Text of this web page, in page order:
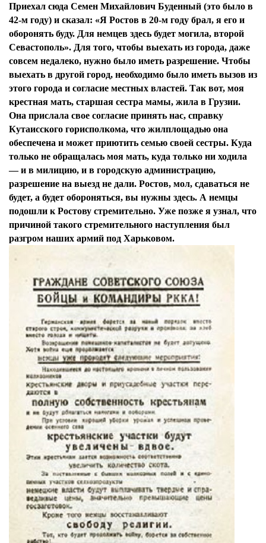
Приехал сюда Семен Михайлович Буденный (это было в
42-м году) и сказал: «Я Ростов в 20-м году брал, я его и
оборонять буду. Для немцев здесь будет могила, второй
Севастополь». Для того, чтобы выехать из города, даже
совсем недалеко, нужно было иметь разрешение. Чтобы
выехать в другой город, необходимо было иметь вызов из
этого города и согласие местных властей. Так вот, моя
крестная мать, старшая сестра мамы, жила в Грузии.
Она прислала свое согласие принять нас, справку
Кутаисского горисполкома, что жилплощадью она
обеспечена и может приютить семью своей сестры. Куда
только не обращалась моя мать, куда только ни ходила
— и в милицию, и в городскую администрацию,
разрешение на выезд не дали. Ростов, мол, сдаваться не
будет, а будет обороняться, вы нужны здесь. А немцы
подошли к Ростову стремительно. Уже позже я узнал, что
причиной такого стремительного наступления был
разгром наших армий под Харьковом.